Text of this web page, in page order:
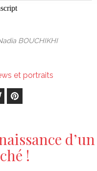
BOUCHIKHI
et portraits
d’un
!